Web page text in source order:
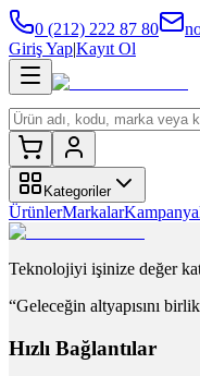
0 (212) 222 87 80
Giriş Yap|Kayıt Ol
Kategoriler
ÜrünlerMarkalar
Teknolojiyi işinize değer
“Geleceğin altyapısını
Hızlı Bağlantılar